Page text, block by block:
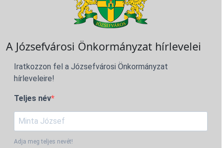
A Józsefvárosi Önkormányzat hírlevelei
Iratkozzon fel a Józsefvárosi Önkormányzat
hírleveleire!
Teljes név
Adja meg teljes nevét!